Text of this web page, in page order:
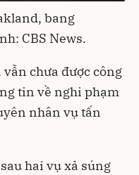
bang
CBS News.
chưa được công
tin về nghi phạm
nhân vụ tấn
hai vụ xả súng